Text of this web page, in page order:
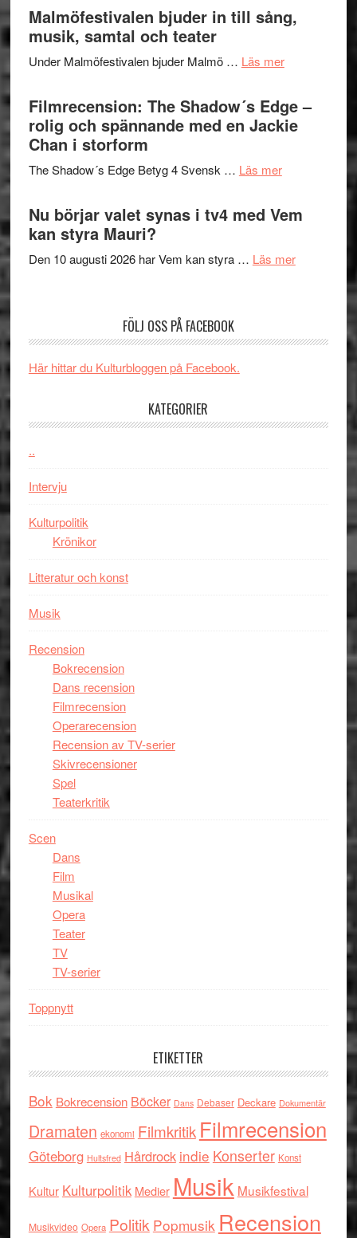
Hannes
Pöntinen
avslutar
Scensommar
Malmöfestivalen bjuder in till sång,
musik, samtal och teater
Under Malmöfestivalen bjuder Malmö … Läs merom
in
till
och
Filmrecension: The Shadow´s Edge –
rolig och spännande med en Jackie
Chan i storform
The Shadow´s Edge Betyg 4 Svensk … Läs merom
Filmrecension:
Shadow
Edge
spännande
Nu börjar valet synas i tv4 med Vem
kan styra Mauri?
Den 10 augusti 2026 har Vem kan styra … Läs merom
kan
FÖLJ OSS PÅ FACEBOOK
Här hittar du Kulturbloggen på Facebook.
KATEGORIER
..
Intervju
Kulturpolitik
Krönikor
Litteratur och konst
Musik
Recension
Bokrecension
Dans recension
Filmrecension
Operarecension
Recension av TV-serier
Skivrecensioner
Spel
Teaterkritik
Scen
Dans
Film
Musikal
Opera
Teater
TV
TV-serier
Toppnytt
ETIKETTER
Bok Bokrecension Böcker Dans Debaser Deckare Dokumentär
Dramaten ekonomi Filmkritik Filmrecension
Göteborg Hultsfred Hårdrock indie Konserter Konst
Kultur Kulturpolitik Medier Musik Musikfestival
Musikvideo Opera Politik Popmusik Recension